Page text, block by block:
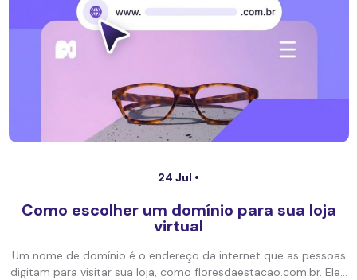
24 Jul •
Como escolher um domínio para sua loja
virtual
Um nome de domínio é o endereço da internet que as pessoas
digitam para visitar sua loja, como floresdaestacao.com.br. Ele...